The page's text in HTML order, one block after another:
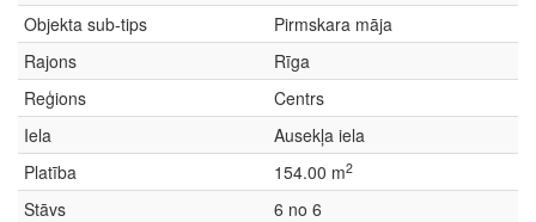
Objekta sub-tips
Pirmskara māja
Rajons
Rīga
Reģions
Centrs
Iela
Ausekļa iela
Platība
154.00 m2
Stāvs
6 no 6